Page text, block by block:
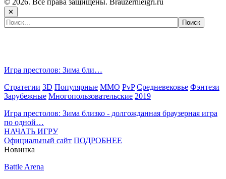
© 2026. Все права защищены. Brauzernieigri.ru
✕
Игра престолов: Зима бли…
Стратегии 3D Популярные MMO PvP Средневековье Фэнтези
Зарубежные Многопользовательские 2019
Игра престолов: Зима близко - долгожданная браузерная игра
по одной…
НАЧАТЬ ИГРУ
Официальный сайт ПОДРОБНЕЕ
Новинка
Battle Arena